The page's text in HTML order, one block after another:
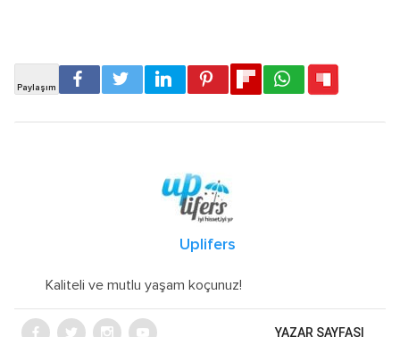
Uplifers
Kaliteli ve mutlu yaşam koçunuz!
YAZAR SAYFASI